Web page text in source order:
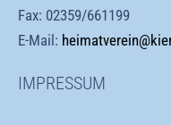
Fax: 02359/661199
E-Mail:
IMPRESSUM